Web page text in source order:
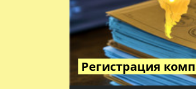
Регистрация